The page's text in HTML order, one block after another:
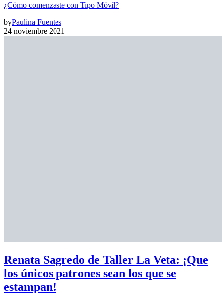
¿Cómo comenzaste con Tipo Móvil?
byPaulina Fuentes
24 noviembre 2021
Renata Sagredo de Taller La Veta: ¡Que
los únicos patrones sean los que se
estampan!